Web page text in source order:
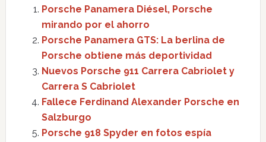
Porsche Panamera Diésel, Porsche
mirando por el ahorro
Porsche Panamera GTS: La berlina de
Porsche obtiene más deportividad
Nuevos Porsche 911 Carrera Cabriolet y
Carrera S Cabriolet
Fallece Ferdinand Alexander Porsche en
Salzburgo
Porsche 918 Spyder en fotos espía